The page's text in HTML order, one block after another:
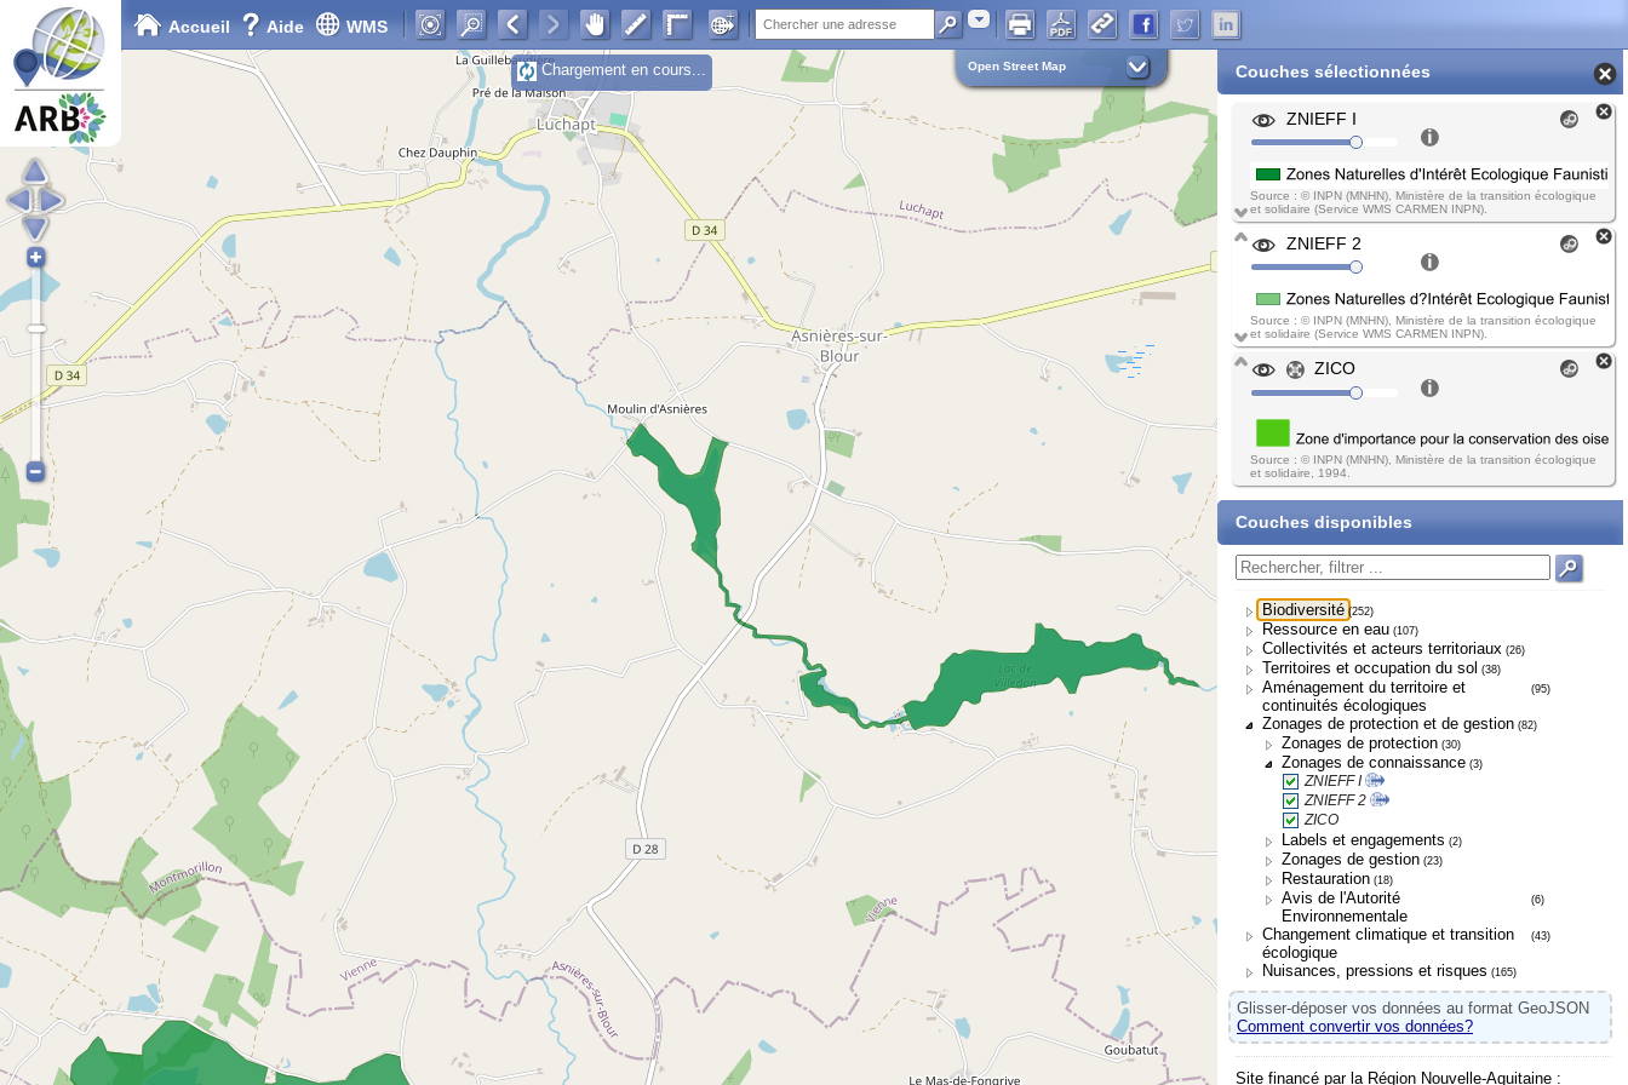
Accueil Aide WMS Adresse
Open Street Map Couches sélectionnées
ZNIEFF I
Source : © INPN (MNHN), Ministère de la transition écologique
et solidaire (Service WMS CARMEN INPN).
ZNIEFF 2
Source : © INPN (MNHN), Ministère de la transition écologique
et solidaire (Service WMS CARMEN INPN).
ZICO
Source : © INPN (MNHN), Ministère de la transition écologique
et solidaire, 1994.
Couches disponibles
Biodiversité (252)
Ressource en eau (107)
Collectivités et acteurs territoriaux (26)
Territoires et occupation du sol (38)
Aménagement du territoire et
continuités écologiques
(95)
Zonages de protection et de gestion (82)
Zonages de protection (30)
Zonages de connaissance (3)
ZNIEFF I
ZNIEFF 2
ZICO
Labels et engagements (2)
Zonages de gestion (23)
Restauration (18)
Avis de l'Autorité
Environnementale
(6)
Changement climatique et transition
écologique
(43)
Nuisances, pressions et risques (165)
Glisser-déposer vos données au format GeoJSON
Comment convertir vos données?
Site financé par la Région Nouvelle-Aquitaine :